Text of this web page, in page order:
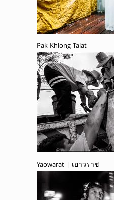
Pak Khlong Talat
Yaowarat | เยาวราช